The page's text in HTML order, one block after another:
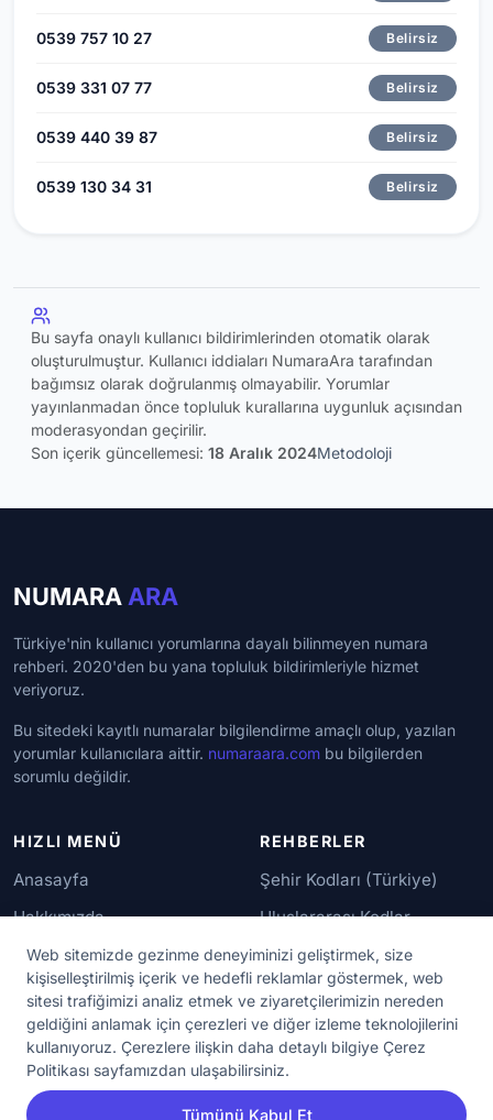
Web sitemizde gezinme deneyiminizi geliştirmek, size
kişiselleştirilmiş içerik ve hedefli reklamlar göstermek, web
sitesi trafiğimizi analiz etmek ve ziyaretçilerimizin nereden
geldiğini anlamak için çerezleri ve diğer izleme teknolojilerini
kullanıyoruz. Çerezlere ilişkin daha detaylı bilgiye Çerez
Politikası sayfamızdan ulaşabilirsiniz.
Tümünü Kabul Et
0539 757 10 27 Belirsiz
0539 331 07 77 Belirsiz
0539 440 39 87 Belirsiz
0539 130 34 31 Belirsiz
Bu sayfa onaylı kullanıcı bildirimlerinden otomatik olarak
oluşturulmuştur. Kullanıcı iddiaları NumaraAra tarafından
bağımsız olarak doğrulanmış olmayabilir. Yorumlar
yayınlanmadan önce topluluk kurallarına uygunluk açısından
moderasyondan geçirilir.
Son içerik güncellemesi: 18 Aralık 2024Metodoloji
NUMARA ARA
Türkiye'nin kullanıcı yorumlarına dayalı bilinmeyen numara
rehberi. 2020'den bu yana topluluk bildirimleriyle hizmet
veriyoruz.
Bu sitedeki kayıtlı numaralar bilgilendirme amaçlı olup, yazılan
yorumlar kullanıcılara aittir. numaraara.com bu bilgilerden
sorumlu değildir.
HIZLI MENÜ
Anasayfa
Hakkımızda
İletişim
REHBERLER
Şehir Kodları (Türkiye)
Uluslararası Kodlar
Güvenilir Numaralar
YASAL KORUMA
Kullanım Koşulları
Gizlilik Sözleşmesi